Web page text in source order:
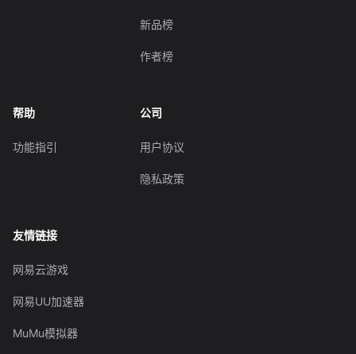
新品榜
作者榜
帮助
功能指引
公司
用户协议
隐私政策
友情链接
网易云游戏
网易UU加速器
MuMu模拟器